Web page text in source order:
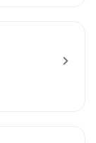
chevron_right